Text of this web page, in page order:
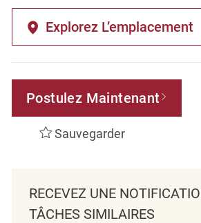
Explorez L’emplacement
Postulez Maintenant
Sauvegarder
RECEVEZ UNE
TÂCHES SIMILAIRES